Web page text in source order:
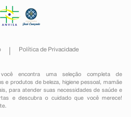
Política de Privacidade
encontra uma seleção completa de
e produtos de beleza, higiene pessoal ,mamãe
para atender suas necessidades de saúde e
e descubra o cuidado que você merece!